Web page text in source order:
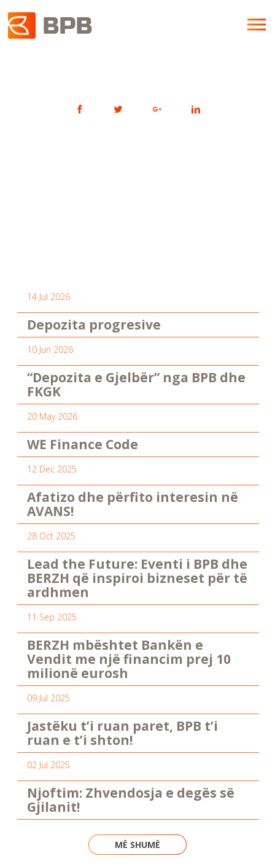
14 Jul 2026
Depozita progresive
10 Jun 2026
“Depozita e Gjelbër” nga BPB dhe
FKGK
20 May 2026
WE Finance Code
12 Dec 2025
Afatizo dhe përfito interesin në
AVANS!
28 Oct 2025
Lead the Future: Eventi i BPB dhe
BERZH që inspiroi bizneset për të
ardhmen
11 Sep 2025
BERZH mbështet Bankën e
Vendit me një financim prej 10
milionë eurosh
09 Jul 2025
Jastëku t’i ruan paret, BPB t’i
ruan e t’i shton!
02 Jul 2025
Njoftim: Zhvendosja e degës së
Gjilanit!
MË SHUMË